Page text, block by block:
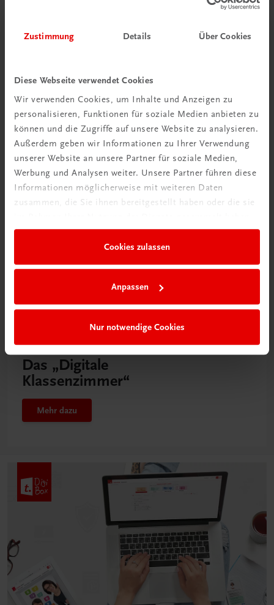
Zustimmung Details Über Cookies
Diese Webseite verwendet Cookies
Wir verwenden Cookies, um Inhalte und Anzeigen zu
personalisieren, Funktionen für soziale Medien anbieten zu
können und die Zugriffe auf unsere Website zu analysieren.
Außerdem geben wir Informationen zu Ihrer Verwendung
unserer Website an unsere Partner für soziale Medien,
Werbung und Analysen weiter. Unsere Partner führen diese
Informationen möglicherweise mit weiteren Daten
zusammen, die Sie ihnen bereitgestellt haben oder die sie
Cookies zulassen
Anpassen
Nur notwendige Cookies
Schon entdeckt?
Ratgeber Schulpraxis
Mehr dazu
Neu in der DigiBox
Das „Digitale
Klassenzimmer“
Mehr dazu